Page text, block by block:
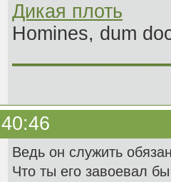
Дикая плоть
Homines, dum
Ведь он служить
Что ты его завоевал